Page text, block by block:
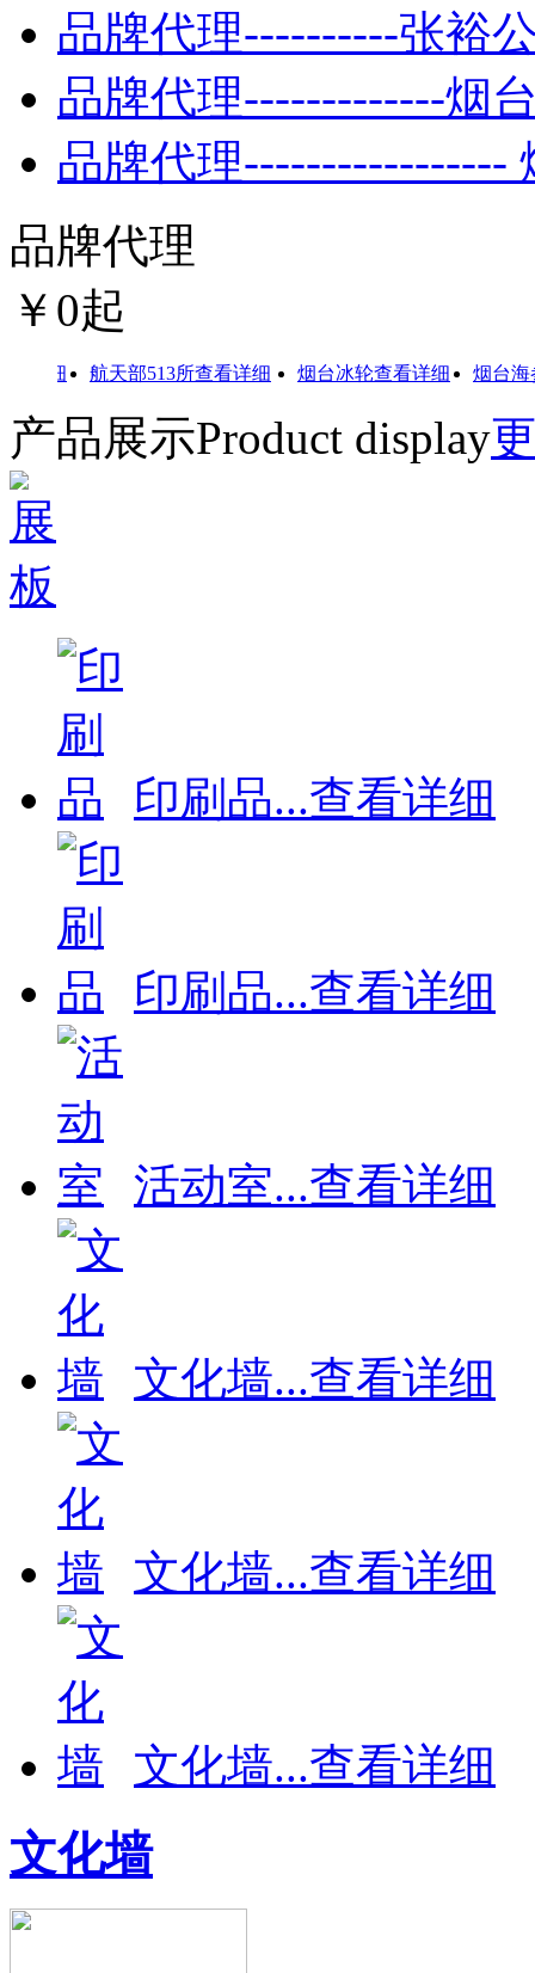
品牌代理----------张裕
品牌代理-------------烟
品牌代理-----------------
品牌代理
￥ 0起
航天部513所查看详细 烟台冰轮查看详细 烟台海参肽
产品展示Product display
印刷品...查看详细
印刷品...查看详细
活动室...查看详细
文化墙...查看详细
文化墙...查看详细
文化墙...查看详细
文化墙